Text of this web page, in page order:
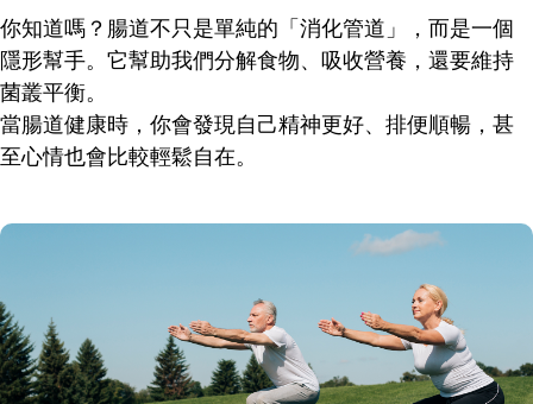
你知道嗎？腸道不只是單純的「消化管道」，而是一個
隱形幫手。它幫助我們分解食物、吸收營養，還要維持
菌叢平衡。
當腸道健康時，你會發現自己精神更好、排便順暢，甚
至心情也會比較輕鬆自在。